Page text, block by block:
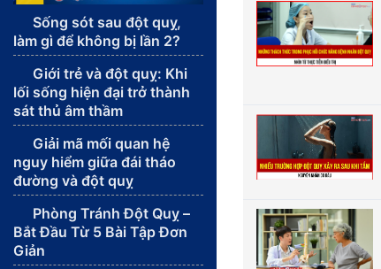
Sống sót sau đột quỵ,
làm gì để không bị lần 2?
Giới trẻ và đột quỵ: Khi
lối sống hiện đại trở thành
sát thủ âm thầm
Giải mã mối quan hệ
nguy hiểm giữa đái tháo
đường và đột quỵ
Phòng Tránh Đột Quỵ –
Bắt Đầu Từ 5 Bài Tập Đơn
Giản